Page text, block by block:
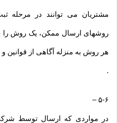
مشتریان می توانند در مرحله
روشهای ارسال ممکن، یک روش را به
هر روش به منزله آگاهی از قوانین
.
۵-۶–
در مواردی که ارسال توسط